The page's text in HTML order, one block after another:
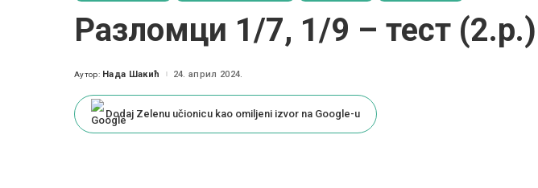
Разломци 1/7, 1/9 – тест (2.р.)
Posted
Аутор: Нада Шакић 24. април 2024.
Dodaj Zelenu učionicu kao omiljeni izvor na Google-u